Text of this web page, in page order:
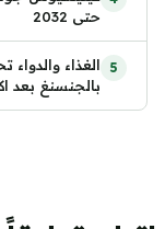
حتى 2032
الغذاء
بالجنسنغ بعد